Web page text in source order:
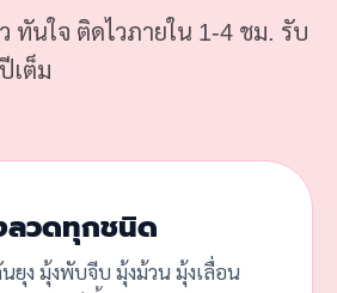
ทันใจ ติดไวภายใน 1-4 ชม. รับ
เต็ม
ลวดทุกชนิด
ยุง มุ้งพับจีบ มุ้งม้วน มุ้งเลื่อน